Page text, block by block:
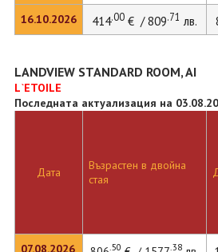
16.10.2026
414.00€ / 809.71 лв.
LANDVIEW STANDARD ROOM, AI
L`ETOILE
Последната актуализация на
Дата
07.08.2026
Възрастен в двойна
стая
.50 .38